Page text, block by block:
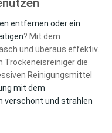
entfernen oder ein
? Mit dem
und überaus effektiv.
Trockeneisreiniger die
Reinigungsmittel
mit dem
verschont und strahlen